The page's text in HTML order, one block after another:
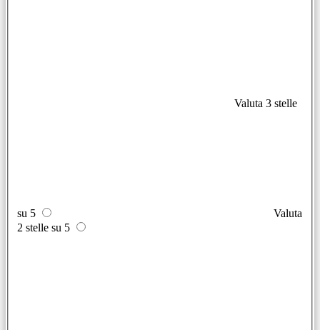
Valuta 3 stelle
su 5
Valuta
2 stelle su 5